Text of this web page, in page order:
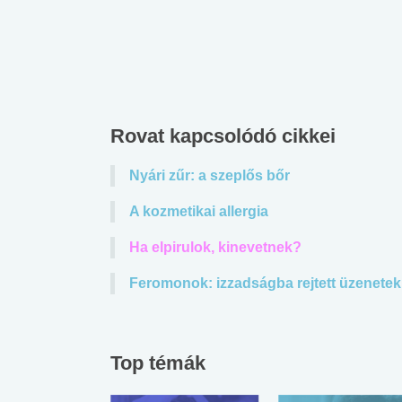
Rovat kapcsolódó cikkei
Nyári zűr: a szeplős bőr
A kozmetikai allergia
Ha elpirulok, kinevetnek?
Feromonok: izzadságba rejtett üzenetek
Top témák